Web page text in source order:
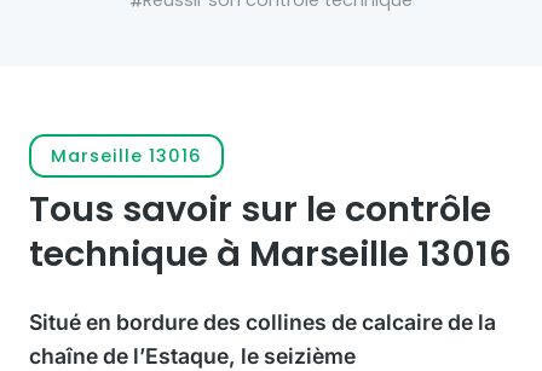
Marseille 13016
Tous savoir sur le contrôle
technique à Marseille 13016
Situé en bordure des collines de calcaire de la
chaîne de l’Estaque, le seizième